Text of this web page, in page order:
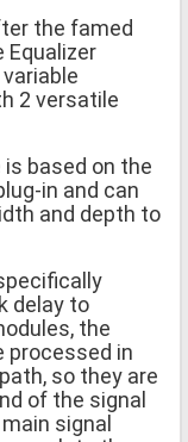
the famed
Equalizer
2 versatile
is based on the
in and can
and depth to
delay to
the
processed in
so they are
of the signal
signal